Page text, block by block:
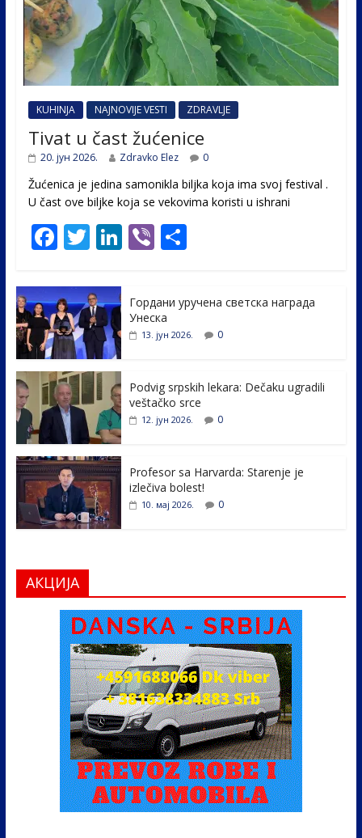
KUHINJA NAJNOVIJE VESTI ZDRAVLJE
Tivat u čast žućenice
20. јун 2026. Zdravko Elez 0
Žućenica je jedina samonikla biljka koja ima svoj festival .
U čast ovе biljke koja se vekovima koristi u ishrani
F
e
b
o
o
k
T
itt
er
Li
e
dI
Vi S
e
Гордани уручена светска награда
Унеска
13. јун 2026. 0
Podvig srpskih lekara: Dečaku ugradili
veštačko srce
12. јун 2026. 0
Profesor sa Harvarda: Starenje je
izlečiva bolest!
10. мај 2026. 0
АКЦИЈА